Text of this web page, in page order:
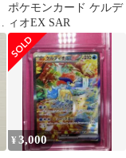
ポケモンカード ケルデ
ィオEX SAR
¥3,000